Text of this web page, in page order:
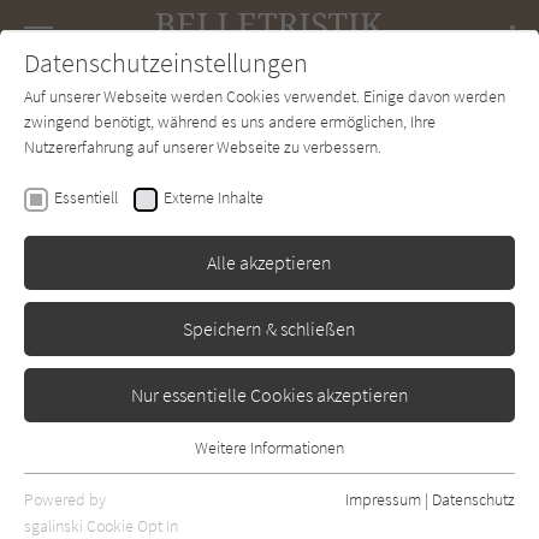
SUCHE Forum Charts Newsletter
Rowohlt
Standard
Alle Kategorien anzeigen
Datenschutzeinstellungen
Auf unserer Webseite werden Cookies verwendet. Einige davon werden
zwingend benötigt, während es uns andere ermöglichen, Ihre
Nutzererfahrung auf unserer Webseite zu verbessern.
Essentiell Externe Inhalte
Alle akzeptieren
Speichern & schließen
Nur essentielle Cookies akzeptieren
Essentielle Cookies werden für grundlegende Funktionen der
Webseite benötigt. Dadurch ist gewährleistet, dass die Webseite
Weitere Informationen
Powered by
sgalinski Cookie Opt In
Impressum | Datenschutz